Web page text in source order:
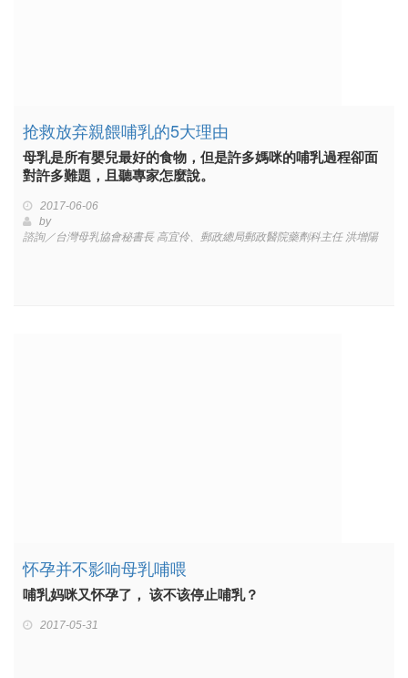
抢救放弃親餵哺乳的5大理由
母乳是所有嬰兒最好的食物，但是許多媽咪的哺乳過程卻面
對許多難題，且聽專家怎麼說。
2017-06-06
by
諮詢／台灣母乳協會秘書長 高宜伶、郵政總局郵政醫院藥劑科主任 洪增陽
怀孕并不影响母乳哺喂
哺乳妈咪又怀孕了， 该不该停止哺乳？
2017-05-31